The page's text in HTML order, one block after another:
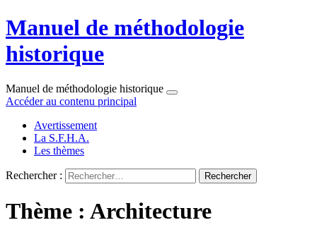
Manuel de méthodologie
historique
Manuel de méthodologie historique
Accéder au contenu principal
Avertissement
La S.F.H.A.
Les thèmes
Rechercher :
Thème : Architecture